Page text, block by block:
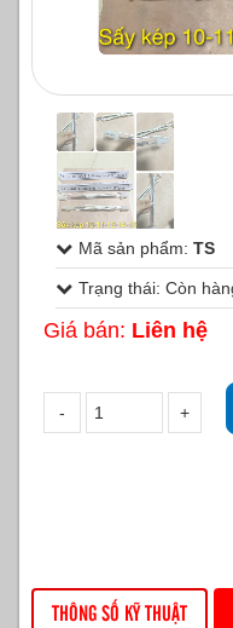
Mã sản phẩm: TS
Trạng thái: Còn
Giá bán: Liên hệ
THÔNG SỐ KỸ THUẬT